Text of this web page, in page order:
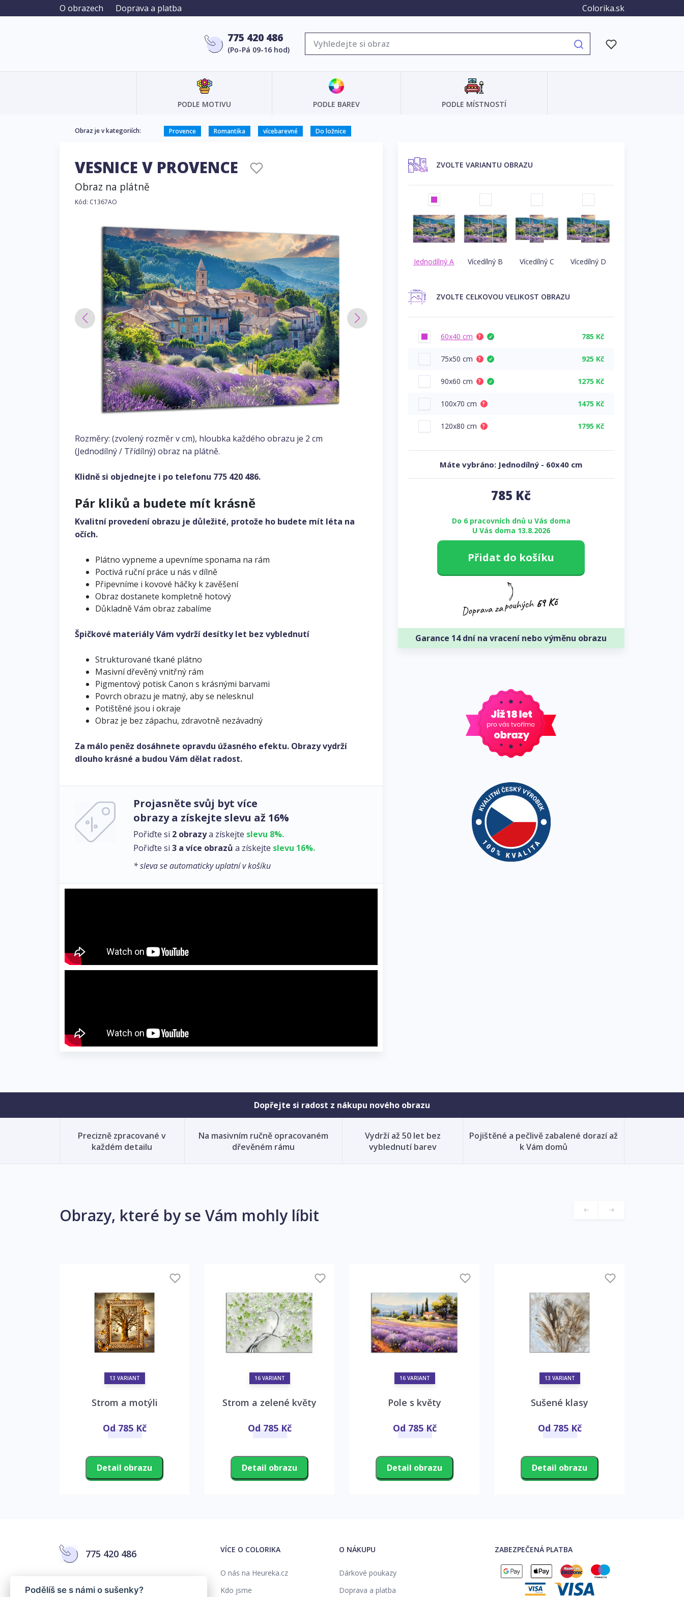
O obrazech Doprava a platba Colorika.sk
775 420 486
(Po-Pá 09-16 hod)
PODLE MOTIVU PODLE BAREV PODLE MÍSTNOSTÍ
Obraz je v kategoriích: Provence Romantika vícebarevné Do ložnice
VESNICE V PROVENCE
Obraz na plátně
Kód: C1367AO
Rozměry: (zvolený rozměr v cm), hloubka každého obrazu je 2 cm
(Jednodílný / Třídílný) obraz na plátně.
Klidně si objednejte i po telefonu 775 420 486.
Pár kliků a budete mít krásně
Kvalitní provedení obrazu je důležité, protože ho budete mít léta na
očích.
Plátno vypneme a upevníme sponama na rám
Poctivá ruční práce u nás v dílně
Připevníme i kovové háčky k zavěšení
Obraz dostanete kompletně hotový
Důkladně Vám obraz zabalíme
Špičkové materiály Vám vydrží desítky let bez vyblednutí
Strukturované tkané plátno
Masivní dřevěný vnitřný rám
Pigmentový potisk Canon s krásnými barvami
Povrch obrazu je matný, aby se nelesknul
Potištěné jsou i okraje
Obraz je bez zápachu, zdravotně nezávadný
Za málo peněz dosáhnete opravdu úžasného efektu. Obrazy vydrží
dlouho krásné a budou Vám dělat radost.
Projasněte svůj byt více
obrazy a získejte slevu až 16%
Pořiďte si 2 obrazya získejte slevu 8%.
Pořiďte si 3 a více obrazů a získejte slevu 16%.
* sleva se automaticky uplatní v košíku
ZVOLTE VARIANTU OBRAZU
Jednodílný A Vícedílný B Vícedílný C Vícedílný D
ZVOLTE CELKOVOU VELIKOST OBRAZU
60x40 cm ? ✓ 785 Kč
75x50 cm ? ✓ 925 Kč
90x60 cm ? ✓ 1275 Kč
100x70 cm ? 1475 Kč
120x80 cm ? 1795 Kč
Máte vybráno: Jednodílný - 60x40 cm
785 Kč
Do 6 pracovních dnů u Vás doma
U Vás doma 13.8.2026
Přidat do košíku
Garance 14 dní na vracení nebo výměnu obrazu
Dopřejte si radost z nákupu nového obrazu
Precizně zpracované v
každém detailu
Na masivním ručně opracovaném
dřevěném rámu
Vydrží až 50 let bez
vyblednutí barev
Pojištěné a pečlivě zabalené dorazí až
k Vám domů
Obrazy, které by se Vám mohly líbit
13 VARIANT
Strom a motýli
Od 785 Kč
Detail obrazu
16 VARIANT
Strom a zelené květy
Od 785 Kč
Detail obrazu
16 VARIANT
Pole s květy
Od 785 Kč
Detail obrazu
13 VARIANT
Sušené klasy
Od 785 Kč
Detail obrazu
775 420 486
info@colorika.cz
VÍCE O COLORIKA
O nás na Heureka.cz
Kdo jsme
O NÁKUPU
Dárkové poukazy
Doprava a platba
ZABEZPEČENÁ PLATBA
Podělíš se s námi o sušenky?